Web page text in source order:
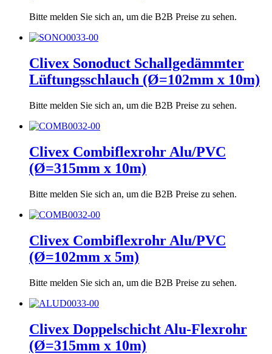
Bitte melden Sie sich an, um die B2B Preise zu sehen.
Clivex Sonoduct Schallgedämmter
Lüftungsschlauch (Ø=102mm x 10m)
Bitte melden Sie sich an, um die B2B Preise zu sehen.
Clivex Combiflexrohr Alu/PVC
(Ø=315mm x 10m)
Bitte melden Sie sich an, um die B2B Preise zu sehen.
Clivex Combiflexrohr Alu/PVC
(Ø=102mm x 5m)
Bitte melden Sie sich an, um die B2B Preise zu sehen.
Clivex Doppelschicht Alu-Flexrohr
(Ø=315mm x 10m)